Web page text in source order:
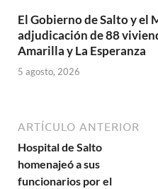
El Gobierno de Salto y el
adjudicación de 88
Amarilla y La Esperanza
5 agosto, 2026
ARTÍCULO ANTERIOR
Hospital de Salto
homenajeó a sus
funcionarios por el